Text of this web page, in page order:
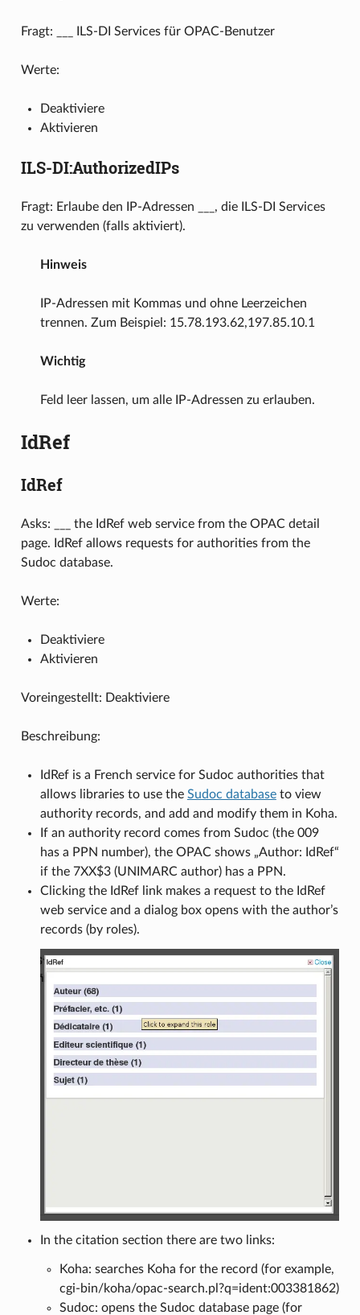
Fragt: ___ ILS-DI Services für OPAC-Benutzer
Werte:
Deaktiviere
Aktivieren
ILS-DI:AuthorizedIPs
Fragt: Erlaube den IP-Adressen ___, die ILS-DI Services
zu verwenden (falls aktiviert).
Hinweis
IP-Adressen mit Kommas und ohne Leerzeichen
trennen. Zum Beispiel: 15.78.193.62,197.85.10.1
Wichtig
Feld leer lassen, um alle IP-Adressen zu erlauben.
IdRef
IdRef
Asks: ___ the IdRef web service from the OPAC detail
page. IdRef allows requests for authorities from the
Sudoc database.
Werte:
Deaktiviere
Aktivieren
Voreingestellt: Deaktiviere
Beschreibung:
IdRef is a French service for Sudoc authorities that
allows libraries to use the Sudoc databaseto view
authority records, and add and modify them in Koha.
If an authority record comes from Sudoc (the 009
has a PPN number), the OPAC shows „Author: IdRef“
if the 7XX$3 (UNIMARC author) has a PPN.
Clicking the IdRef link makes a request to the IdRef
web service and a dialog box opens with the author’s
records (by roles).
In the citation section there are two links:
Koha: searches Koha for the record (for example,
cgi-bin/koha/opac-search.pl?q=ident:003381862)
Sudoc: opens the Sudoc database page (for